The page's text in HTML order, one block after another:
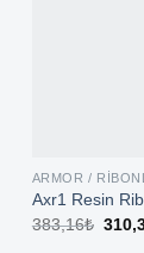
ARMOR /
Axr1 Resin
383,16₺